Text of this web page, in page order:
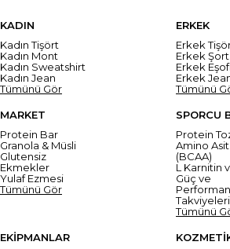
KADIN
Kadın Tişört
Kadın Mont
Kadın Sweatshirt
Kadın Jean
Tümünü Gör
ERKEK
Erkek
Erkek Şort
Erkek
Erkek
Tümünü
MARKET
Protein Bar
Granola & Müsli
Glutensiz
Ekmekler
Yulaf Ezmesi
Tümünü Gör
SPORCU
Protein
Amino Asit
(BCAA)
L Karnitin
Güç ve
Takviyeleri
Tümünü
EKİPMANLAR